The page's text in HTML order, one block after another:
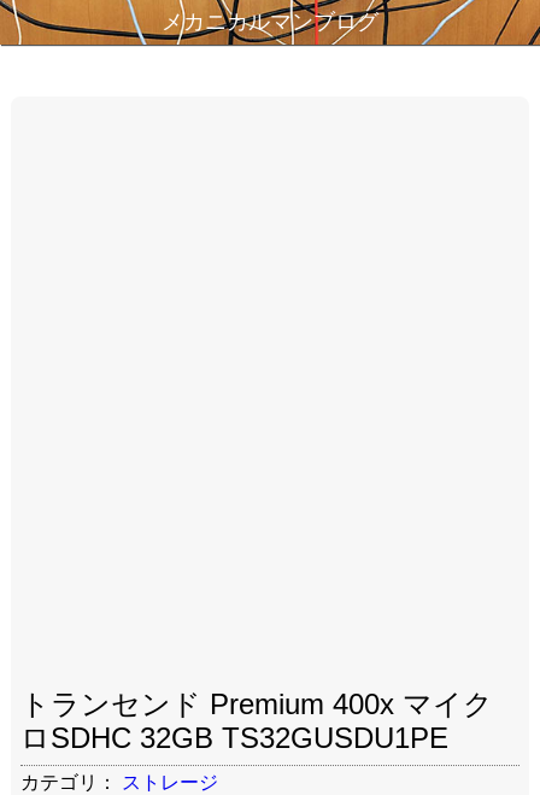
メカニカルマンブログ
トランセンド Premium 400x マイク
ロSDHC 32GB TS32GUSDU1PE
カテゴリ： ストレージ